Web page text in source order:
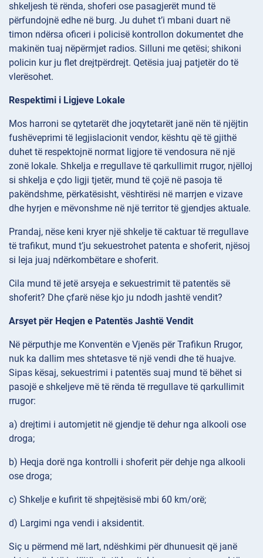
shkeljesh të rënda, shoferi ose pasagjerët mund të
përfundojnë edhe në burg. Ju duhet t’i mbani duart në
timon ndërsa oficeri i policisë kontrollon dokumentet dhe
makinën tuaj nëpërmjet radios. Silluni me qetësi; shikoni
policin kur ju flet drejtpërdrejt. Qetësia juaj patjetër do të
vlerësohet.
Respektimi i Ligjeve Lokale
Mos harroni se qytetarët dhe joqytetarët janë nën të njëjtin
fushëveprimi të legjislacionit vendor, kështu që të gjithë
duhet të respektojnë normat ligjore të vendosura në një
zonë lokale. Shkelja e rregullave të qarkullimit rrugor, njëlloj
si shkelja e çdo ligji tjetër, mund të çojë në pasoja të
pakëndshme, përkatësisht, vështirësi në marrjen e vizave
dhe hyrjen e mëvonshme në një territor të gjendjes aktuale.
Prandaj, nëse keni kryer një shkelje të caktuar të rregullave
të trafikut, mund t’ju sekuestrohet patenta e shoferit, njësoj
si leja juaj ndërkombëtare e shoferit.
Cila mund të jetë arsyeja e sekuestrimit të patentës së
shoferit? Dhe çfarë nëse kjo ju ndodh jashtë vendit?
Arsyet për Heqjen e Patentës Jashtë Vendit
Në përputhje me Konventën e Vjenës për Trafikun Rrugor,
nuk ka dallim mes shtetasve të një vendi dhe të huajve.
Sipas kësaj, sekuestrimi i patentës suaj mund të bëhet si
pasojë e shkeljeve më të rënda të rregullave të qarkullimit
rrugor:
a) drejtimi i automjetit në gjendje të dehur nga alkooli ose
droga;
b) Heqja dorë nga kontrolli i shoferit për dehje nga alkooli
ose droga;
c) Shkelje e kufirit të shpejtësisë mbi 60 km/orë;
d) Largimi nga vendi i aksidentit.
Siç u përmend më lart, ndëshkimi për dhunuesit që janë